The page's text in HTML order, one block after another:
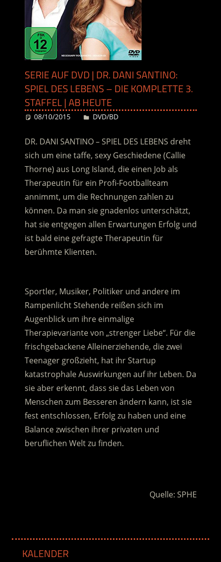
SERIE AUF DVD | DR. DANI SANTINO:
SPIEL DES LEBENS – DIE KOMPLETTE 3.
STAFFEL | AB HEUTE
08/10/2015 Desiree
DVD/BD
DR. DANI SANTINO – SPIEL DES LEBENS dreht
sich um eine taffe, sexy Geschiedene (Callie
Thorne) aus Long Island, die einen Job als
Therapeutin für ein Profi-Footballteam
annimmt, um die Rechnungen zahlen zu
können. Da man sie gnadenlos unterschätzt,
hat sie entgegen allen Erwartungen Erfolg und
ist bald eine gefragte Therapeutin für
berühmte Klienten.
Sportler, Musiker, Politiker und andere im
Rampenlicht Stehende reißen sich im
Augenblick um ihre einmalige
Therapievariante von „strenger Liebe“. Für die
frischgebackene Alleinerziehende, die zwei
Teenager großzieht, hat ihr Startup
katastrophale Auswirkungen auf ihr Leben. Da
sie aber erkennt, dass sie das Leben von
Menschen zum Besseren ändern kann, ist sie
fest entschlossen, Erfolg zu haben und eine
Balance zwischen ihrer privaten und
beruflichen Welt zu finden.
Quelle: SPHE
KALENDER